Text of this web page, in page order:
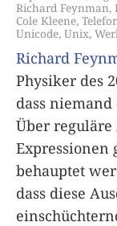
Richard Feynman,
Cole Kleene,
Unicode, Unix,
Richard
Physiker des
dass
Über reguläre
Expressionen
behauptet
dass diese